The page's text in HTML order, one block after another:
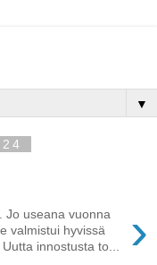
▼
›
Jo useana vuonna
valmistui hyvissä
innostusta to...